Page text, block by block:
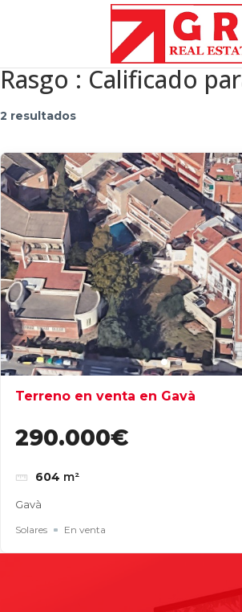
Rasgo :Calificado
2 resultados
Terreno en venta en Gavà
290.000€
604 m²
Gavà
Solares En venta
Cómo elegir